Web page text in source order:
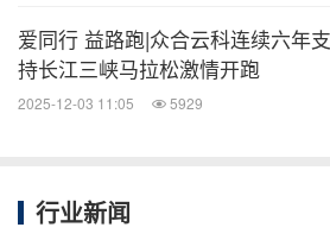
爱同行 益路跑|众合云科连续六年支
持长江三峡马拉松激情开跑
2025-12-03 11:05 5929
行业新闻